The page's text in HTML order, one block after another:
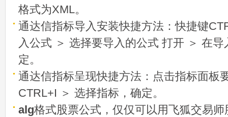
格式为XML。
通达信指标导入安装快捷方法：快捷键
入公式 ＞ 选择要导入的公式 打开 ＞ 在
定。
通达信指标呈现快捷方法：点击指标面板
CTRL+I ＞ 选择指标，确定。
alg格式股票公式，仅仅可以用飞狐交易